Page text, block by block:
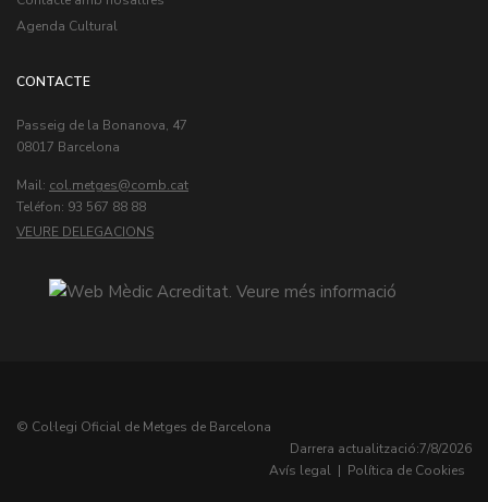
Agenda Cultural
CONTACTE
Passeig de la Bonanova, 47
08017 Barcelona
Mail: col.metges
Teléfon: 93 567 88 88
VEURE DELEGACIONS
© Col·legi Oficial de Metges de Barcelona
Darrera actualització:7/8/2026
Avís legal | Política de Cookies